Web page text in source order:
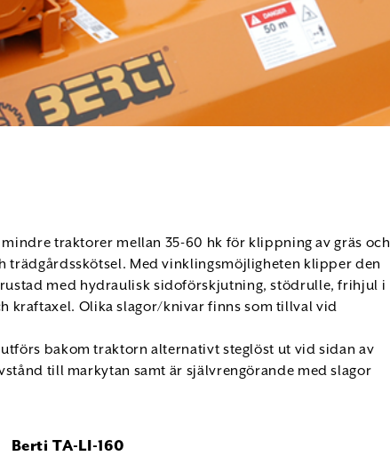
traktorer mellan 35-60 hk för klippning av gräs och
trädgårdsskötsel. Med vinklingsmöjligheten klipper den
med hydraulisk sidoförskjutning, stödrulle, frihjul i
kraftaxel. Olika slagor/knivar finns som tillval vid
bakom traktorn alternativt steglöst ut vid sidan av
till markytan samt är självrengörande med slagor
Berti TA-LI-160